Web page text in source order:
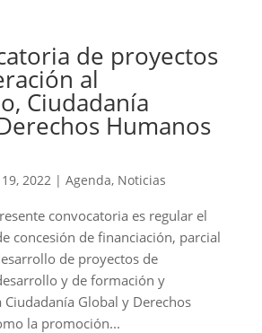
de proyectos
al
Ciudadanía
Humanos
2022 | Agenda, Noticias
convocatoria es regular el
concesión de financiación, parcial
de proyectos de
y de formación y
Global y Derechos
la promoción...